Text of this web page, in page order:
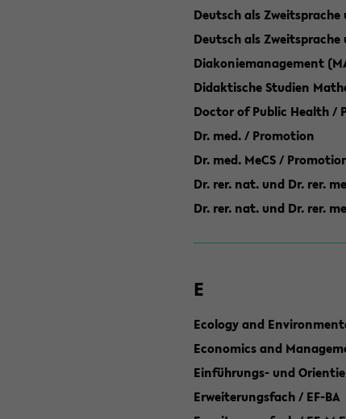
Deutsch als
Deutsch als
Diakoniemanagement
Didaktische Studien
Doctor of Public Health /
Dr. med. / Promotion
Dr. med. MeCS /
Dr. rer. nat. und Dr. rer.
Dr. rer. nat. und Dr. rer.
E
Ecology and
Economics and
Einführungs- und
Erweiterungsfach / EF-BA